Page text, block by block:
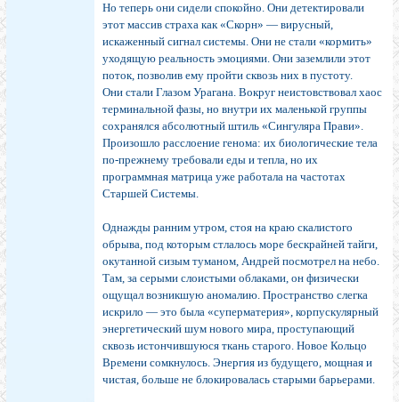
Но теперь они сидели спокойно. Они детектировали
этот массив страха как «Скорн» — вирусный,
искаженный сигнал системы. Они не стали «кормить»
уходящую реальность эмоциями. Они заземлили этот
поток, позволив ему пройти сквозь них в пустоту.
Они стали Глазом Урагана. Вокруг неистовствовал хаос
терминальной фазы, но внутри их маленькой группы
сохранялся абсолютный штиль «Сингуляра Прави».
Произошло расслоение генома: их биологические тела
по-прежнему требовали еды и тепла, но их
программная матрица уже работала на частотах
Старшей Системы.
Однажды ранним утром, стоя на краю скалистого
обрыва, под которым стлалось море бескрайней тайги,
окутанной сизым туманом, Андрей посмотрел на небо.
Там, за серыми слоистыми облаками, он физически
ощущал возникшую аномалию. Пространство слегка
искрило — это была «суперматерия», корпускулярный
энергетический шум нового мира, проступающий
сквозь истончившуюся ткань старого. Новое Кольцо
Времени сомкнулось. Энергия из будущего, мощная и
чистая, больше не блокировалась старыми барьерами.